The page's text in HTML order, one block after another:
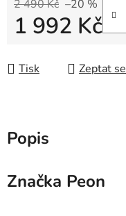
2 490 Kč –20 %
1 992 Kč
Tisk Zeptat se
Popis
Značka Peon